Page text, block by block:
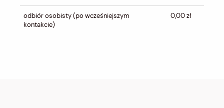
odbiór osobisty(po wcześniejszym
kontakcie)
0,00 zł